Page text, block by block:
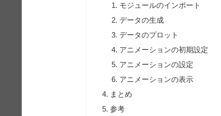
モジュールのインポート
データの生成
データのプロット
アニメーションの初期設定
アニメーションの設定
アニメーションの表示
まとめ
参考